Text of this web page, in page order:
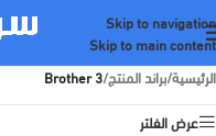
Skip to navigation
Skip to main content
الرئيسية/براند المنتج/
3 Brother
عرض الفلتر